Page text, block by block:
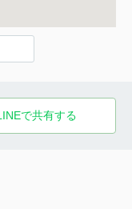
で共有する